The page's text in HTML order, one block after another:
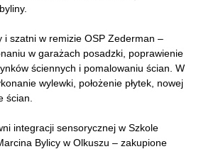
i szatni w remizie OSP Zederman –
w garażach posadzki, poprawienie
ściennych i pomalowaniu ścian. W
wylewki, położenie płytek, nowej
ścian.
integracji sensorycznej w Szkole
Bylicy w Olkuszu – zakupione